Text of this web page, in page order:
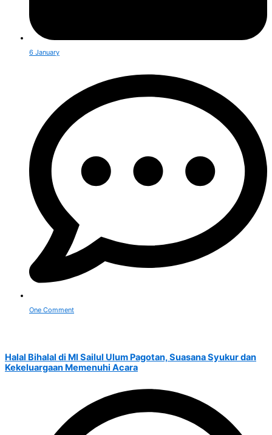
6 January
One Comment
Halal Bihalal di MI Sailul Ulum Pagotan, Suasana Syukur dan
Kekeluargaan Memenuhi Acara